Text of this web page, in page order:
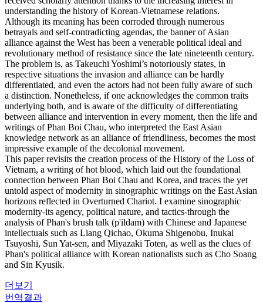
understanding the history of Korean-Vietnamese relations.
Although its meaning has been corroded through numerous
betrayals and self-contradicting agendas, the banner of Asian
alliance against the West has been a venerable political ideal and
revolutionary method of resistance since the late nineteenth century.
The problem is, as Takeuchi Yoshimi’s notoriously states, in
respective situations the invasion and alliance can be hardly
differentiated, and even the actors had not been fully aware of such
a distinction. Nonetheless, if one acknowledges the common traits
underlying both, and is aware of the difficulty of differentiating
between alliance and intervention in every moment, then the life and
writings of Phan Boi Chau, who interpreted the East Asian
knowledge network as an alliance of friendliness, becomes the most
impressive example of the decolonial movement.
This paper revisits the creation process of the History of the Loss of
Vietnam, a writing of hot blood, which laid out the foundational
connection between Phan Boi Chau and Korea, and traces the yet
untold aspect of modernity in sinographic writings on the East Asian
horizons reflected in Overturned Chariot. I examine sinographic
modernity-its agency, political nature, and tactics-through the
analysis of Phan's brush talk (p'ildam) with Chinese and Japanese
intellectuals such as Liang Qichao, Okuma Shigenobu, Inukai
Tsuyoshi, Sun Yat-sen, and Miyazaki Toten, as well as the clues of
Phan's political alliance with Korean nationalists such as Cho Soang
and Sin Kyusik.
더보기
번역결과